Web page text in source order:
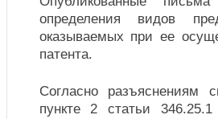
определения видов
оказываемых при ее
патента.
Согласно разъяснениям
пункте 2 статьи